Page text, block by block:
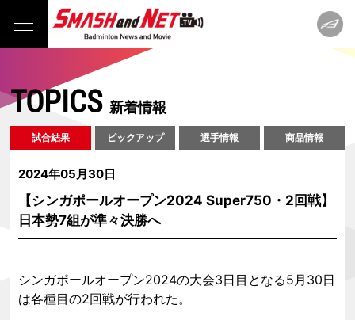
TOPICS新着情報
試合結果 ピックアップ 選手情報 商品情報
2024年05月30日
【シンガポールオープン2024 Super750・2回戦】
日本勢7組が準々決勝へ
シンガポールオープン2024の大会3日目となる5月30日
は各種目の2回戦が行われた。